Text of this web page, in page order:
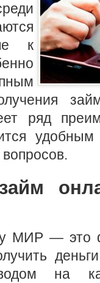
к
ряд
МИР — это
на